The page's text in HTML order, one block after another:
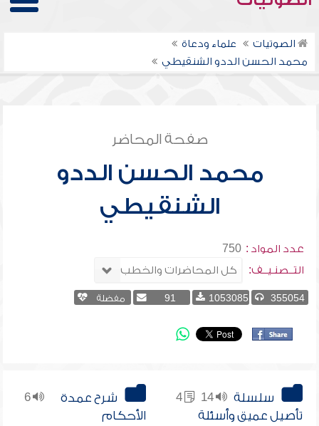
الصوتيات
علماء ودعاة
محمد الحسن الددو الشنقيطي
صفحة المحاضر
محمد الحسن الددو
الشنقيطي
عدد المواد : 750
التــصنـيــف:
355054
1053085
91 مفضلة
14
سلسلة
تأصيل عميق وأسئلة
6
شرح عمدة
الأحكام